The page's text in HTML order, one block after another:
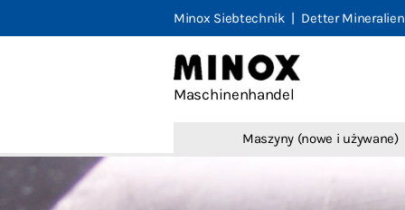
Minox Siebtechnik| Detter Mineralien
Maschinenhandel
Maszyny (nowe i używane)
Kontakt